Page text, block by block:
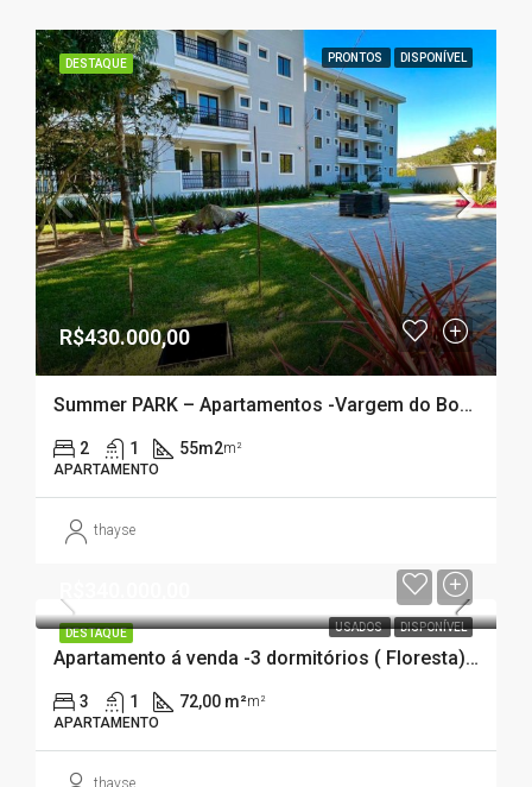
DESTAQUE PRONTOS DISPONÍVEL
R$430.000,00
Summer PARK – Apartamentos -Vargem do Bom Jesus ( FLORIANÓPOLIS – SC)
2 1 55m2m²
APARTAMENTO
thayse
DESTAQUE USADOS DISPONÍVEL
Apartamento á venda -3 dormitórios ( Floresta) São José – SC
3 1 72,00 m²m²
APARTAMENTO
thayse